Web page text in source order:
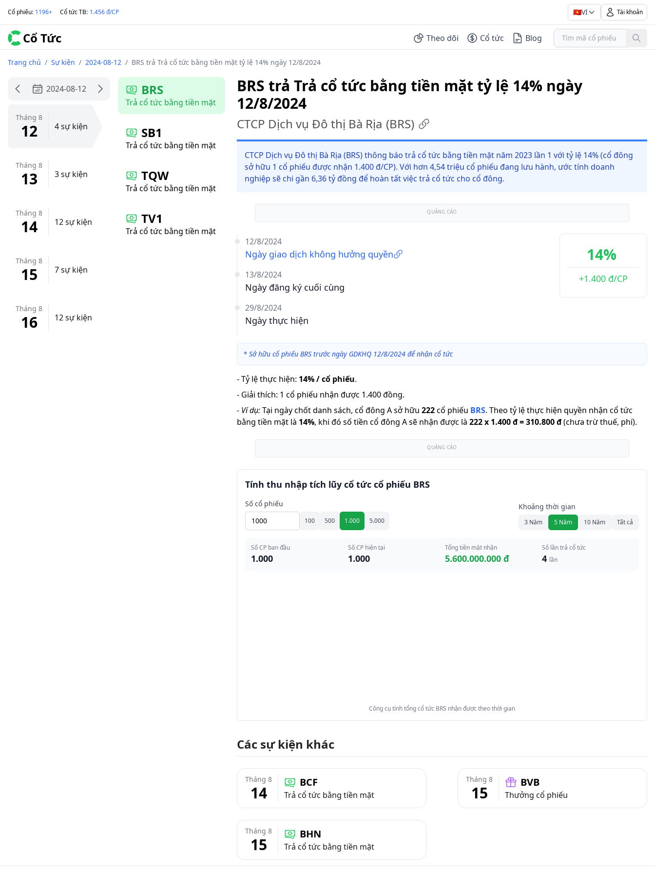
Cổ phiếu: 1196+ Cổ tức TB: 1.456 đ/CP 🇻🇳VI Tài khoản
Cổ Tức Theo dõi Cổ tức Blog
Trang chủ / Sự kiện / 2024-08-12 / BRS trả Trả cổ tức bằng tiền mặt tỷ lệ 14% ngày 12/8/2024
2024-08-12
Tháng 8
12 4 sự kiện
Tháng 8
13 3 sự kiện
Tháng 8
14 12 sự kiện
Tháng 8
15 7 sự kiện
Tháng 8
16 12 sự kiện
BRS
Trả cổ tức bằng tiền mặt
SB1
Trả cổ tức bằng tiền mặt
TQW
Trả cổ tức bằng tiền mặt
TV1
Trả cổ tức bằng tiền mặt
BRS trả Trả cổ tức bằng tiền mặt tỷ lệ 14% ngày
12/8/2024
CTCP Dịch vụ Đô thị Bà Rịa (BRS)
CTCP Dịch vụ Đô thị Bà Rịa (BRS) thông báo trả cổ tức bằng tiền mặt năm 2023 lần 1 với tỷ lệ 14% (cổ đông
sở hữu 1 cổ phiếu được nhận 1.400 đ/CP). Với hơn 4,54 triệu cổ phiếu đang lưu hành, ước tính doanh
nghiệp sẽ chi gần 6,36 tỷ đồng để hoàn tất việc trả cổ tức cho cổ đông.
QUẢNG CÁO
12/8/2024
Ngày giao dịch không hưởng quyền
13/8/2024
Ngày đăng ký cuối cùng
29/8/2024
Ngày thực hiện
14%
+1.400 đ/CP
* Sở hữu cổ phiếu BRS trước ngày GDKHQ 12/8/2024 để nhận cổ tức
-Tỷ lệ thực hiện: 14% / cổ phiếu.
- Giải thích: 1 cổ phiếu nhận được 1.400 đồng.
- Ví dụ:Tại ngày chốt danh sách, cổ đông A sở hữu 222cổ phiếu BRS. Theo tỷ lệ thực hiện quyền nhận cổ tức
bằng tiền mặt là 14%, khi đó số tiền cổ đông A sẽ nhận được là 222x 1.400 đ=310.800 đ(chưa trừ thuế, phí).
QUẢNG CÁO
Tính thu nhập tích lũy cổ tức cổ phiếu BRS
Số cổ phiếu
100 500 1.000 5.000
Khoảng thời gian
3 Năm 5 Năm 10 Năm Tất cả
Số CP ban đầu
1.000
Số CP hiện tại
1.000
Tổng tiền mặt nhận
5.600.000.000 đ
Số lần trả cổ tức
4 lần
Công cụ tính tổng cổ tức BRS nhận được theo thời gian
Các sự kiện khác
Tháng 8
14
BCF
Trả cổ tức bằng tiền mặt
Tháng 8
15
BVB
Thưởng cổ phiếu
Tháng 8
15
BHN
Trả cổ tức bằng tiền mặt